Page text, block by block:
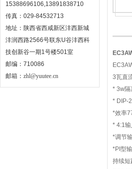
15388696106,13891838710
传真：029-84532713
地址：陕西省西咸新区沣西新城
沣润西路2566号联东U谷沣西科
技创新谷一期1号楼501室
邮编：710086
邮箱： zhl@yuutee.cn
3瓦直
* 3w隔
* DIP-
*效率
* 4:1输
*调节
*PI型
持续短